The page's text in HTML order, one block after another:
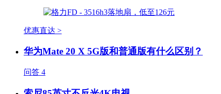
优惠直达 >
华为Mate 20 X 5G版和普通版有什么区别？
问答 4